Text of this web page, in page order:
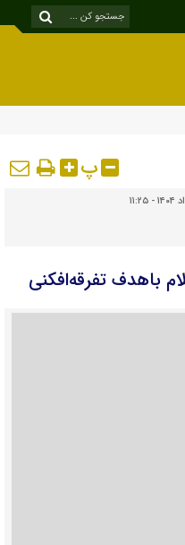
پ
باهدف تفرقه‌افکنی